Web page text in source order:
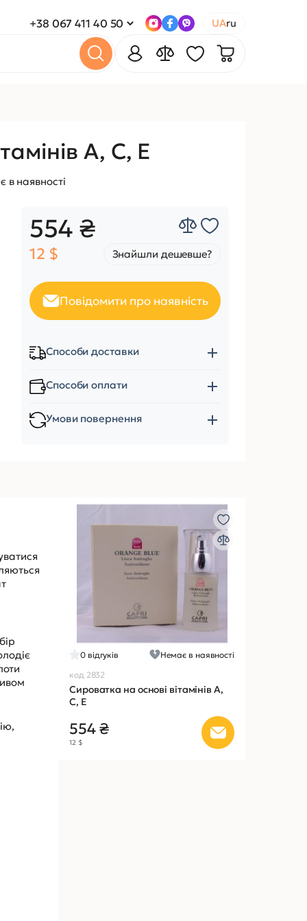
+38 067 411 40 50 UAru
А, С, Е
в наявності
554 ₴
12 $ Знайшли дешевше?
Повідомити про наявність
Способи доставки
Способи оплати
Умови повернення
0 відгуків
Немає в наявності
код 2832
Сироватка на основі вітамінів А,
С, Е
554 ₴
12 $